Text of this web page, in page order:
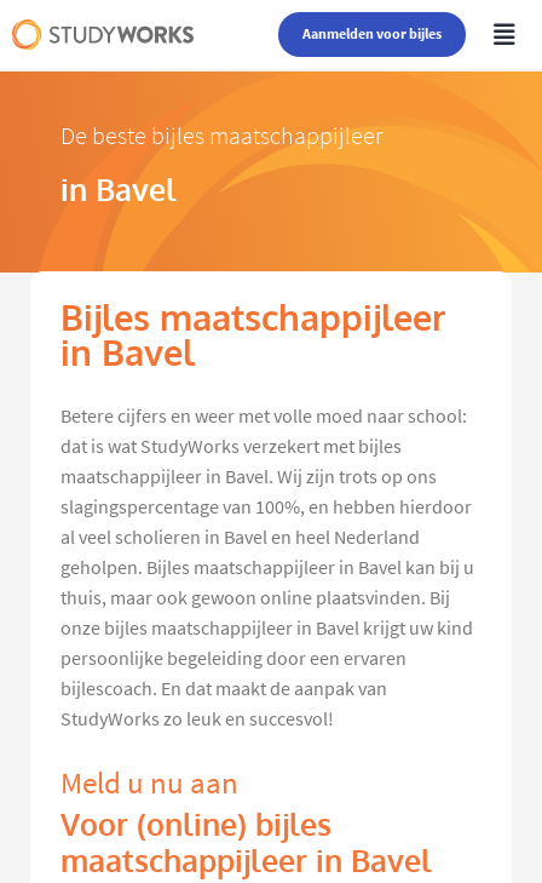
Aanmelden voor bijles
De beste bijles maatschappijleer
in Bavel
Bijles maatschappijleer
in Bavel
Betere cijfers en weer met volle moed naar school:
dat is wat StudyWorks verzekert met bijles
maatschappijleer in Bavel. Wij zijn trots op ons
slagingspercentage van 100%, en hebben hierdoor
al veel scholieren in Bavel en heel Nederland
geholpen. Bijles maatschappijleer in Bavel kan bij u
thuis, maar ook gewoon online plaatsvinden. Bij
onze bijles maatschappijleer in Bavel krijgt uw kind
persoonlijke begeleiding door een ervaren
bijlescoach. En dat maakt de aanpak van
StudyWorks zo leuk en succesvol!
Meld u nu aan
Voor (online) bijles
maatschappijleer in Bavel